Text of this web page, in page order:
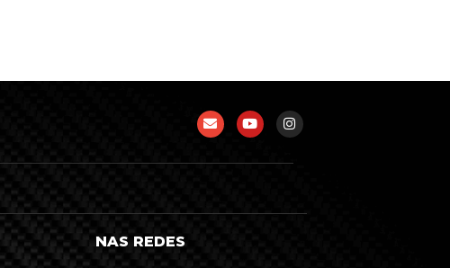
NAS REDES